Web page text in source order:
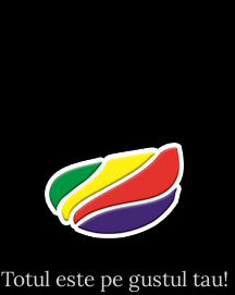
Totul este pe gustul tau!